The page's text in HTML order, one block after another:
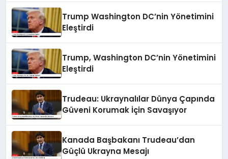
Trump Washington DC’nin Yönetimini
Eleştirdi
Trump, Washington DC’nin Yönetimini
Eleştirdi
Trudeau: Ukraynalılar Dünya Çapında
Güveni Korumak İçin Savaşıyor
Kanada Başbakanı Trudeau’dan
Güçlü Ukrayna Mesajı